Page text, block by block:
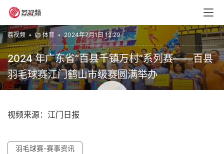
荔视频 • 体育 • 2024年7月1日 12:29
2024 年广东省“百县千镇万村”系列赛——百县
羽毛球赛江门鹤山市级赛圆满举办
00:00 / 01:19
视频来源：江门日报
羽毛球赛-赛事资讯